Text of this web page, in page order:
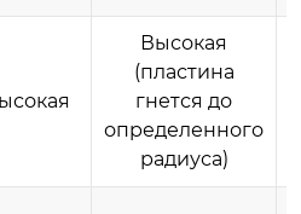
Высокая
(пластина
гнется до
определенного
радиуса)